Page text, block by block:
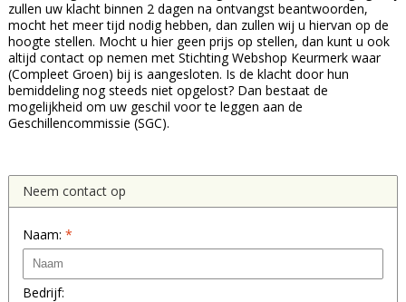
zullen uw klacht binnen 2 dagen na ontvangst beantwoorden,
mocht het meer tijd nodig hebben, dan zullen wij u hiervan op de
hoogte stellen. Mocht u hier geen prijs op stellen, dan kunt u ook
altijd contact op nemen met Stichting Webshop Keurmerk waar
(Compleet Groen) bij is aangesloten. Is de klacht door hun
bemiddeling nog steeds niet opgelost? Dan bestaat de
mogelijkheid om uw geschil voor te leggen aan de
Geschillencommissie (SGC).
Neem contact op
Naam: *
Bedrijf: